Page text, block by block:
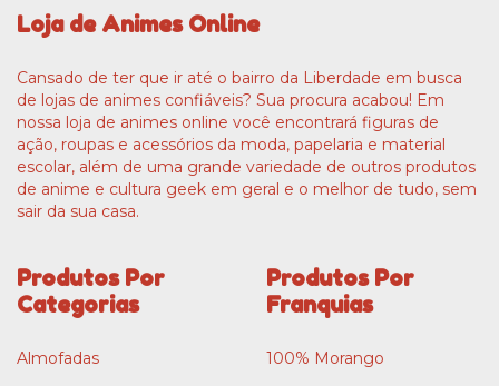
Loja de Animes Online
Cansado de ter que ir até o bairro da Liberdade em busca
de lojas de animes confiáveis? Sua procura acabou! Em
nossa loja de animes online você encontrará figuras de
ação, roupas e acessórios da moda, papelaria e material
escolar, além de uma grande variedade de outros produtos
de anime e cultura geek em geral e o melhor de tudo, sem
sair da sua casa.
Produtos Por
Categorias
Almofadas
Produtos Por
Franquias
100% Morango